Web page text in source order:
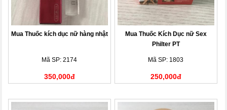
Mua Thuốc kích dục nữ hàng nhật
Mã SP: 2174
350,000đ
Mua Thuốc Kích Dục nữ Sex
Philter PT
Mã SP: 1803
250,000đ